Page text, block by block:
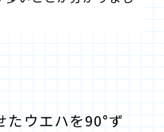
たウエハを90°ず